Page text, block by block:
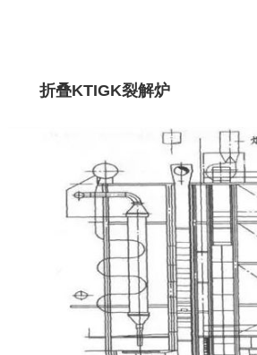
折叠KTIGK裂解炉